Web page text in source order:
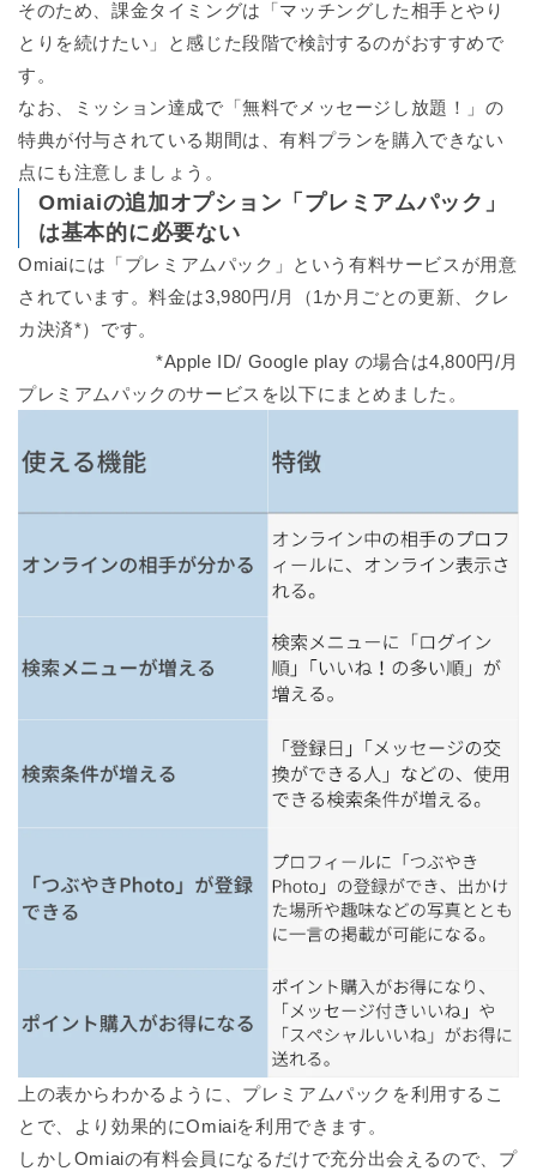
そのため、課金タイミングは「マッチングした相手とやり
とりを続けたい」と感じた段階で検討するのがおすすめで
す。
なお、ミッション達成で「無料でメッセージし放題！」の
特典が付与されている期間は、有料プランを購入できない
点にも注意しましょう。
Omiaiの追加オプション「プレミアムパック」
は基本的に必要ない
Omiaiには「プレミアムパック」という有料サービスが用意
されています。料金は3,980円/月（1か月ごとの更新、クレ
カ決済*）です。
*Apple ID/ Google play の場合は4,800円/月
プレミアムパックのサービスを以下にまとめました。
上の表からわかるように、プレミアムパックを利用するこ
とで、より効果的にOmiaiを利用できます。
しかしOmiaiの有料会員になるだけで充分出会えるので、プ